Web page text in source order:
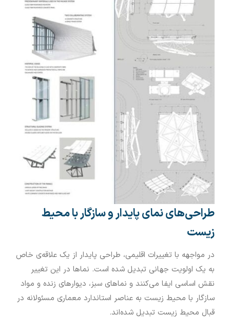
طراحی‌های نمای پایدار و سازگار با محیط
زیست
در مواجهه با تغییرات اقلیمی، طراحی پایدار از یک علاقه‌ی خاص
به یک اولویت جهانی تبدیل شده است. نماها در این تغییر
نقش اساسی ایفا می‌کنند و نماهای سبز، دیوارهای زنده و مواد
سازگار با محیط زیست به عناصر استاندارد معماری مسئولانه در
قبال محیط زیست تبدیل شده‌اند.